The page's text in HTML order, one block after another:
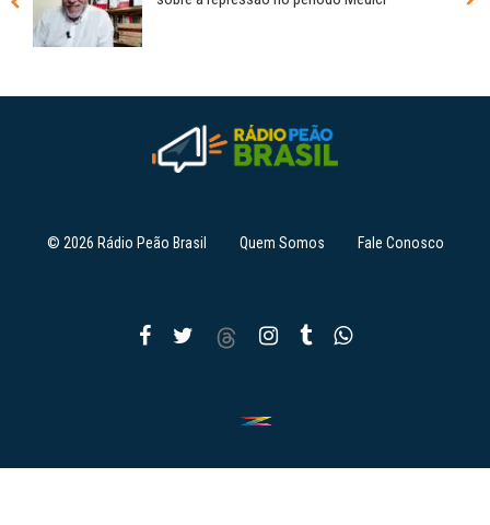
© 2026 Rádio Peão Brasil Quem Somos Fale Conosco